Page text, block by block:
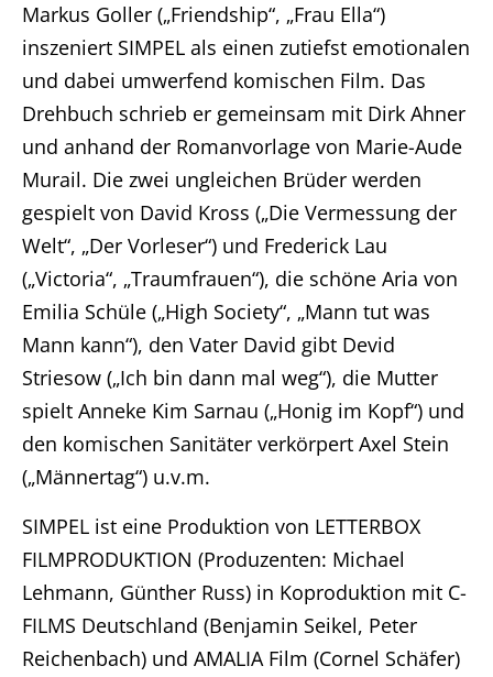
Markus Goller („Friendship“, „Frau Ella“)
inszeniert SIMPEL als einen zutiefst emotionalen
und dabei umwerfend komischen Film. Das
Drehbuch schrieb er gemeinsam mit Dirk Ahner
und anhand der Romanvorlage von Marie-Aude
Murail. Die zwei ungleichen Brüder werden
gespielt von David Kross („Die Vermessung der
Welt“, „Der Vorleser“) und Frederick Lau
(„Victoria“, „Traumfrauen“), die schöne Aria von
Emilia Schüle („High Society“, „Mann tut was
Mann kann“), den Vater David gibt Devid
Striesow („Ich bin dann mal weg“), die Mutter
spielt Anneke Kim Sarnau („Honig im Kopf“) und
den komischen Sanitäter verkörpert Axel Stein
(„Männertag“) u.v.m.
SIMPEL ist eine Produktion von LETTERBOX
FILMPRODUKTION (Produzenten: Michael
Lehmann, Günther Russ) in Koproduktion mit C-
FILMS Deutschland (Benjamin Seikel, Peter
Reichenbach) und AMALIA Film (Cornel Schäfer)
Home
Unternehmen
Produktionen
Presse
Karriere
Kontakt
DE
Impressum